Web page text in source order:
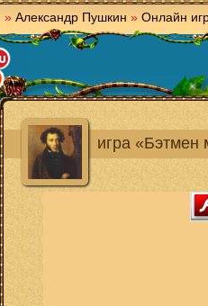
» Александр Пушкин » Онлайн
игра «Бэтмен